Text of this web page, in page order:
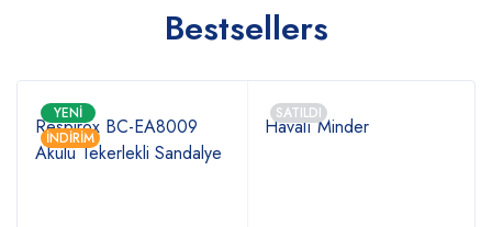
Bestsellers
YENI
İNDIRIM
Respirox BC-EA8009
Akülü Tekerlekli Sandalye
SATILDI
Havalı Minder